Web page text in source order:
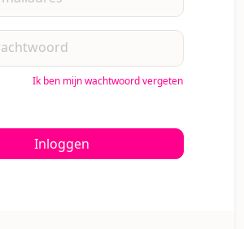
Ik ben mijn wachtwoord vergeten
Inloggen